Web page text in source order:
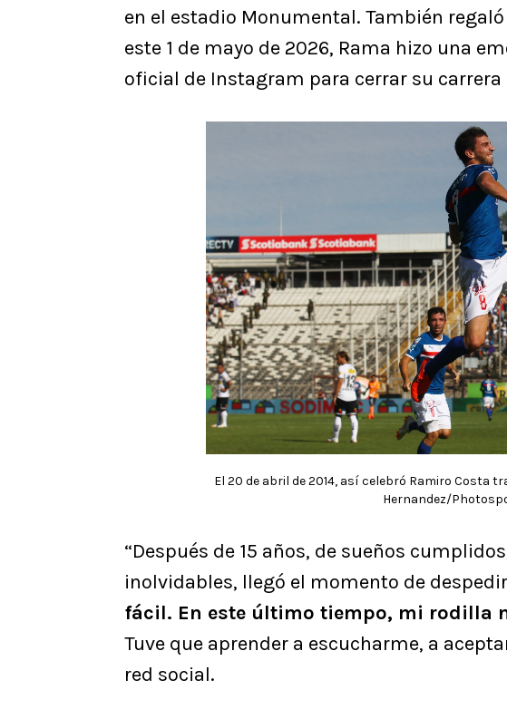
en el estadio Monumental. También regaló
este 1 de mayo de 2026, Rama hizo una
oficial de Instagram para cerrar su
El 20 de abril de 2014, así celebró Ramiro Costa
Hernandez/
“Después de 15 años, de sueños
inolvidables, llegó el momento de
fácil. En este último tiempo, mi rodilla
Tuve que aprender a escucharme, a
red social.